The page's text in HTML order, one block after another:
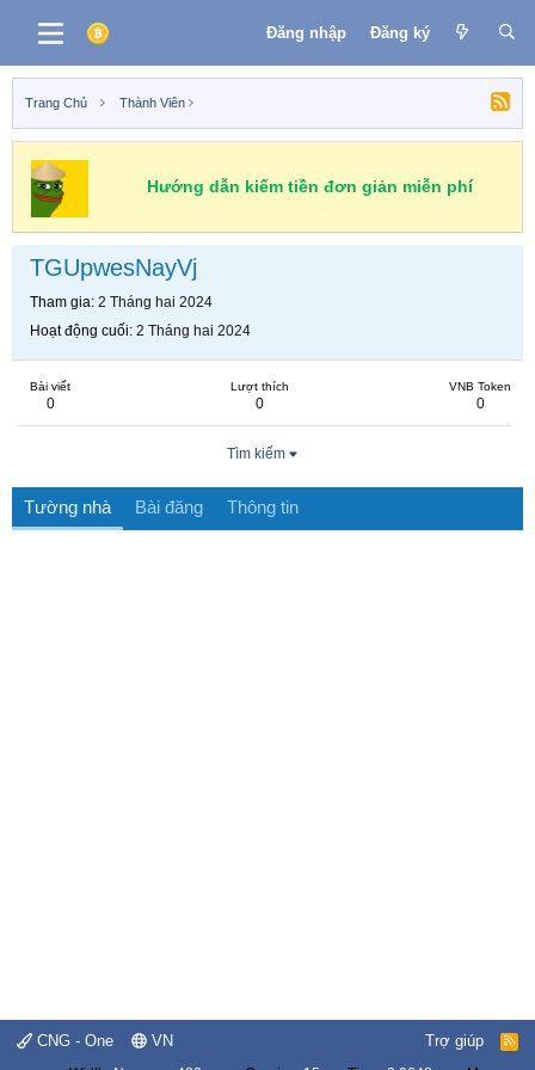
Đăng nhập Đăng ký
Trang Chủ Thành Viên
Hướng dẫn kiếm tiền đơn giản miễn phí
TGUpwesNayVj
Tham gia 2 Tháng hai 2024
Hoạt động cuối 2 Tháng hai 2024
Bài viết
0
Lượt thích
0
VNB Token
0
Tìm kiếm
Tường nhà Bài đăng Thông tin
CNG - One VN Trợ giúp
R